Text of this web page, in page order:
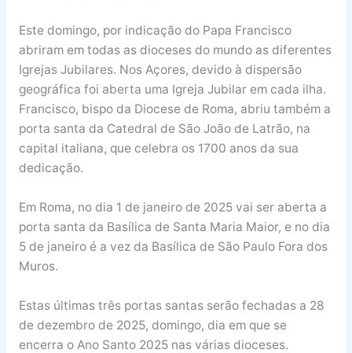
Este domingo, por indicação do Papa Francisco
abriram em todas as dioceses do mundo as diferentes
Igrejas Jubilares. Nos Açores, devido à dispersão
geográfica foi aberta uma Igreja Jubilar em cada ilha.
Francisco, bispo da Diocese de Roma, abriu também a
porta santa da Catedral de São João de Latrão, na
capital italiana, que celebra os 1700 anos da sua
dedicação.
Em Roma, no dia 1 de janeiro de 2025 vai ser aberta a
porta santa da Basílica de Santa Maria Maior, e no dia
5 de janeiro é a vez da Basílica de São Paulo Fora dos
Muros.
Estas últimas três portas santas serão fechadas a 28
de dezembro de 2025, domingo, dia em que se
encerra o Ano Santo 2025 nas várias dioceses.